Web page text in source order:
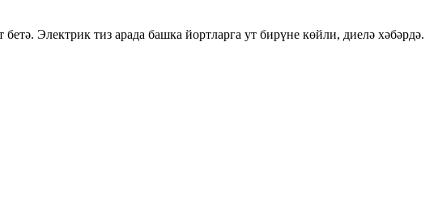
Электрик тиз арада башка йортларга ут бирүне көйли, диелә хәбәрдә.